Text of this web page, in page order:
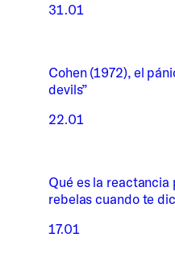
31.01
Cohen (1972), el
devils”
22.01
Qué es la
rebelas cuando te
17.01